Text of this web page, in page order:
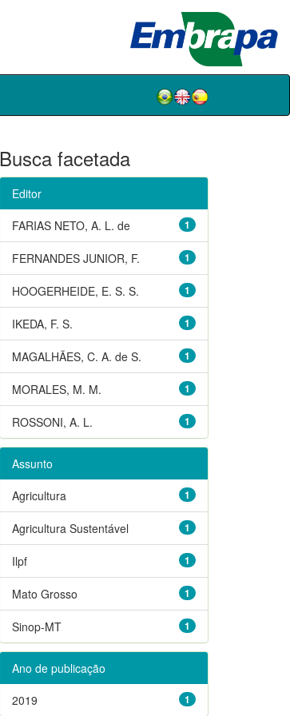
Busca facetada
Editor
1
FARIAS NETO, A. L. de
1
FERNANDES JUNIOR, F.
1
HOOGERHEIDE, E. S. S.
1
IKEDA, F. S.
1
MAGALHÃES, C. A. de S.
1
MORALES, M. M.
1
ROSSONI, A. L.
Assunto
1
Agricultura
1
Agricultura Sustentável
1
Ilpf
1
Mato Grosso
1
Sinop-MT
Ano de publicação
1
2019